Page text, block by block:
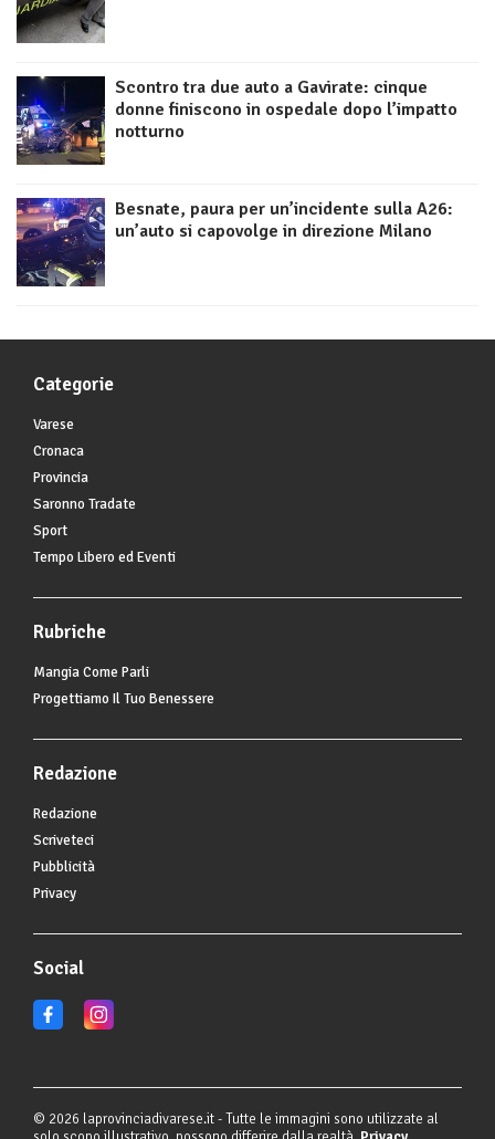
Scontro tra due auto a Gavirate: cinque
donne finiscono in ospedale dopo l’impatto
notturno
Besnate, paura per un’incidente sulla A26:
un’auto si capovolge in direzione Milano
Categorie
Varese
Cronaca
Provincia
Saronno Tradate
Sport
Tempo Libero ed Eventi
Rubriche
Mangia Come Parli
Progettiamo Il Tuo Benessere
Redazione
Redazione
Scriveteci
Pubblicità
Privacy
Social
© 2026 laprovinciadivarese.it - Tutte le immagini sono utilizzate al